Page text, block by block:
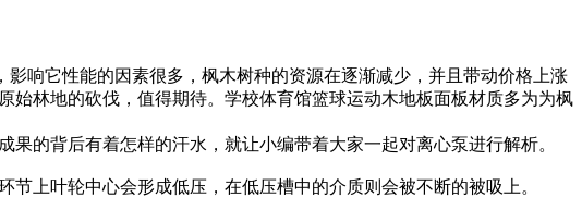
响它性能的因素很多，枫木树种的资源在逐渐减少，并且带动价格上涨
林地的砍伐，值得期待。学校体育馆篮球运动木地板面板材质多为为枫
的背后有着怎样的汗水，就让小编带着大家一起对离心泵进行解析。
上叶轮中心会形成低压，在低压槽中的介质则会被不断的被吸上。